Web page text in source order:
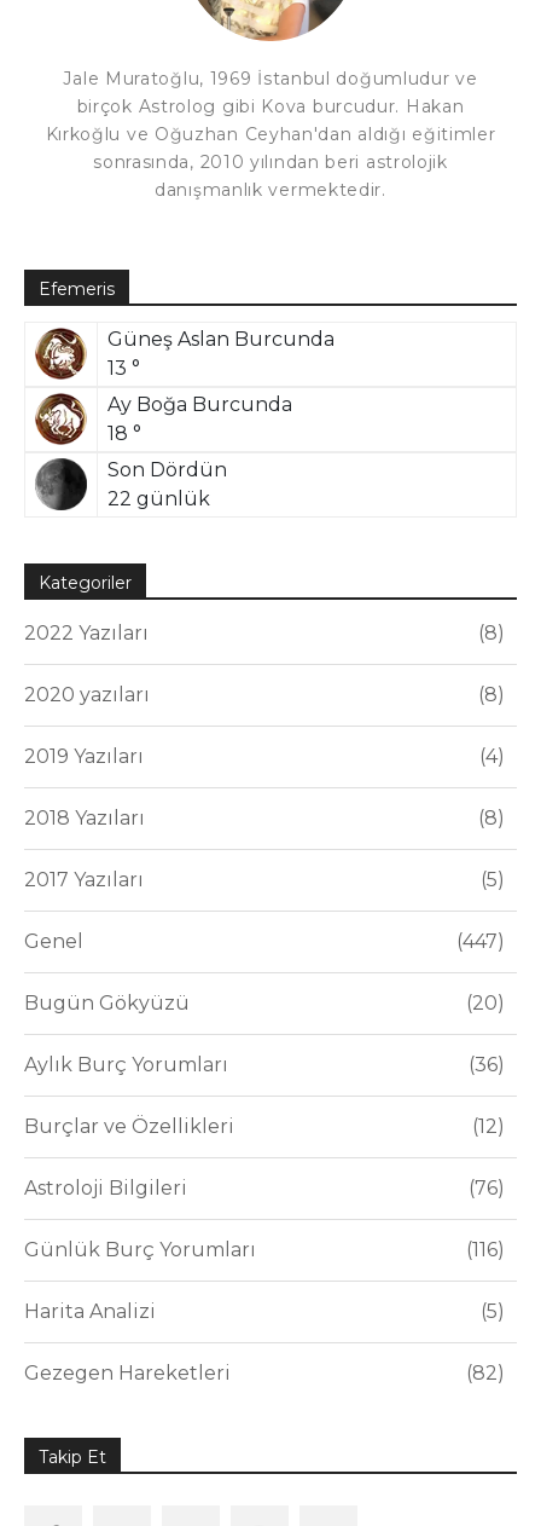
Jale Muratoğlu, 1969 İstanbul doğumludur ve
birçok Astrolog gibi Kova burcudur. Hakan
Kırkoğlu ve Oğuzhan Ceyhan'dan aldığı eğitimler
sonrasında, 2010 yılından beri astrolojik
danışmanlık vermektedir.
Efemeris
Güneş Aslan Burcunda
13 °
Ay Boğa Burcunda
18 °
Son Dördün
22 günlük
Kategoriler
2022 Yazıları 8
2020 yazıları 8
2019 Yazıları 4
2018 Yazıları 8
2017 Yazıları 5
Genel 447
Bugün Gökyüzü 20
Aylık Burç Yorumları 36
Burçlar ve Özellikleri 12
Astroloji Bilgileri 76
Günlük Burç Yorumları 116
Harita Analizi 5
Gezegen Hareketleri 82
Takip Et